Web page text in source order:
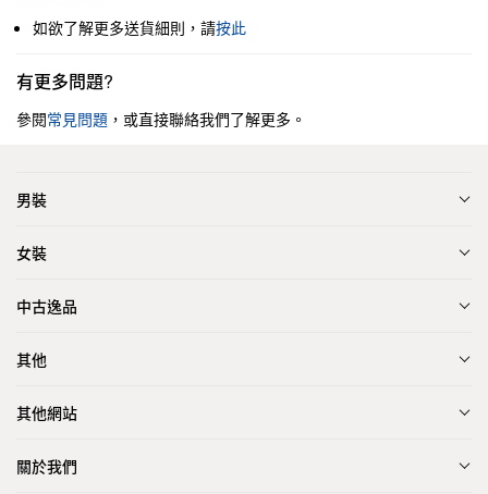
如欲了解更多送貨細則，請按此
有更多問題?
參閱常見問題 ，或直接聯絡我們了解更多。
男裝
女裝
中古逸品
其他
其他網站
關於我們